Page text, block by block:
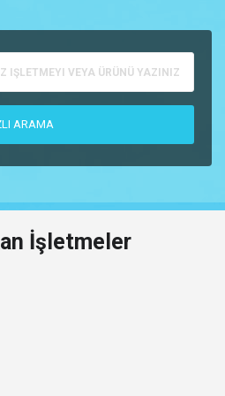
İşletmeler